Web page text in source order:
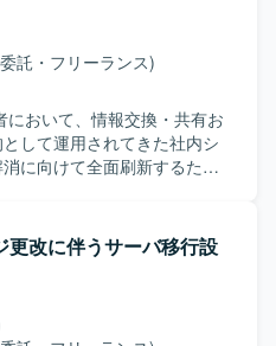
託・フリーランス)
において、情報交換・共有お
して運用されてきた社内シ
に向けて全面刷新するため
をご担当いただきます。 詳
・機能設計をインプットと
しながらマニュアルベース
の後、環境構築、単体テス
いった工程に順次参画し、
更改に伴うサーバ移行設